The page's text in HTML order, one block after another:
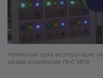
Начальник цеха эксплуатации
шкафа управления ПНС №12